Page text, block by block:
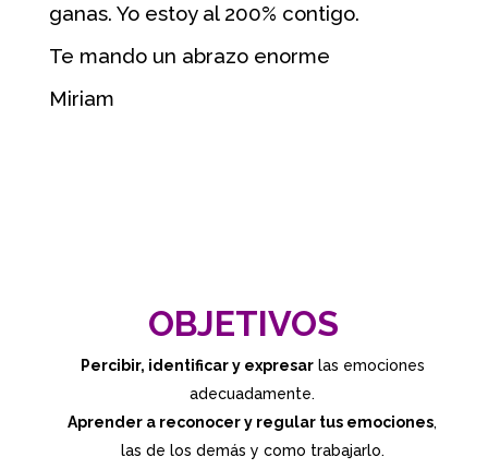
ganas. Yo estoy al 200% contigo.
Te mando un abrazo enorme
Miriam
OBJETIVOS
Percibir, identificar y expresarlas emociones
adecuadamente.
Aprender a reconocer y regular tus emociones,
las de los demás y como trabajarlo.